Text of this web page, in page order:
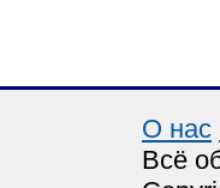
О нас
Всё